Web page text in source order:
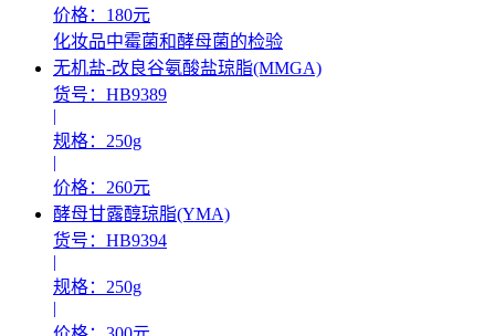
价格：180元
化妆品中霉菌和酵母菌的检验
无机盐-改良谷氨酸盐琼脂(MMGA)
货号：HB9389
|
规格：250g
|
价格：260元
酵母甘露醇琼脂(YMA)
货号：HB9394
|
规格：250g
|